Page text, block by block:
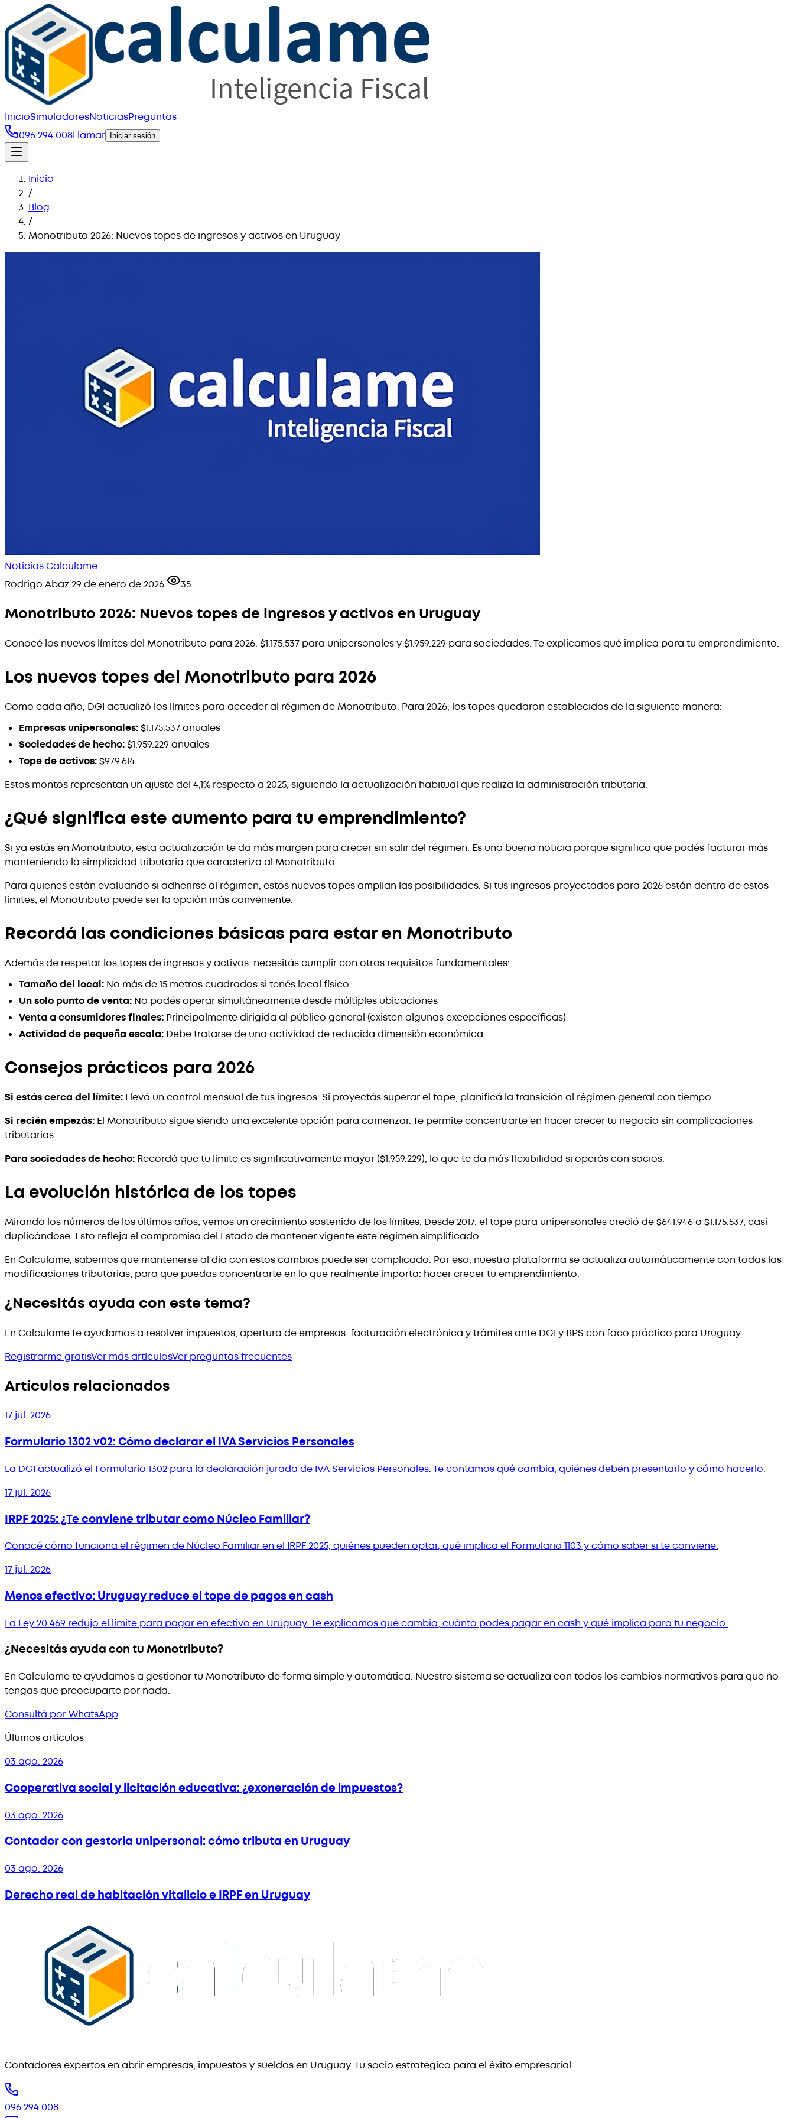
InicioSimuladoresNoticiasPreguntas
096 294 008Llamar Iniciar sesión
Inicio
/
Blog
/
Monotributo 2026: Nuevos topes de ingresos y activos en Uruguay
Noticias Calculame
Rodrigo Abaz·29 de enero de 2026· 35
Monotributo 2026: Nuevos topes de ingresos y activos en Uruguay
Conocé los nuevos límites del Monotributo para 2026: $1.175.537 para unipersonales y $1.959.229 para sociedades. Te explicamos qué implica para tu emprendimiento.
Los nuevos topes del Monotributo para 2026
Como cada año, DGI actualizó los límites para acceder al régimen de Monotributo. Para 2026, los topes quedaron establecidos de la siguiente manera:
Empresas unipersonales:$1.175.537 anuales
Sociedades de hecho:$1.959.229 anuales
Tope de activos:$979.614
Estos montos representan un ajuste del 4,1% respecto a 2025, siguiendo la actualización habitual que realiza la administración tributaria.
¿Qué significa este aumento para tu emprendimiento?
Si ya estás en Monotributo, esta actualización te da más margen para crecer sin salir del régimen. Es una buena noticia porque significa que podés facturar más
manteniendo la simplicidad tributaria que caracteriza al Monotributo.
Para quienes están evaluando si adherirse al régimen, estos nuevos topes amplían las posibilidades. Si tus ingresos proyectados para 2026 están dentro de estos
límites, el Monotributo puede ser la opción más conveniente.
Recordá las condiciones básicas para estar en Monotributo
Además de respetar los topes de ingresos y activos, necesitás cumplir con otros requisitos fundamentales:
Tamaño del local: No más de 15 metros cuadrados si tenés local físico
Un solo punto de venta: No podés operar simultáneamente desde múltiples ubicaciones
Venta a consumidores finales: Principalmente dirigida al público general (existen algunas excepciones específicas)
Actividad de pequeña escala: Debe tratarse de una actividad de reducida dimensión económica
Consejos prácticos para 2026
Si estás cerca del límite: Llevá un control mensual de tus ingresos. Si proyectás superar el tope, planificá la transición al régimen general con tiempo.
Si recién empezás: El Monotributo sigue siendo una excelente opción para comenzar. Te permite concentrarte en hacer crecer tu negocio sin complicaciones
tributarias.
Para sociedades de hecho: Recordá que tu límite es significativamente mayor ($1.959.229), lo que te da más flexibilidad si operás con socios.
La evolución histórica de los topes
Mirando los números de los últimos años, vemos un crecimiento sostenido de los límites. Desde 2017, el tope para unipersonales creció de $641.946 a $1.175.537, casi
duplicándose. Esto refleja el compromiso del Estado de mantener vigente este régimen simplificado.
En Calculame, sabemos que mantenerse al día con estos cambios puede ser complicado. Por eso, nuestra plataforma se actualiza automáticamente con todas las
modificaciones tributarias, para que puedas concentrarte en lo que realmente importa: hacer crecer tu emprendimiento.
¿Necesitás ayuda con este tema?
En Calculame te ayudamos a resolver impuestos, apertura de empresas, facturación electrónica y trámites ante DGI y BPS con foco práctico para Uruguay.
Registrarme gratisVer más artículosVer preguntas frecuentes
Artículos relacionados
17 jul. 2026
Formulario 1302 v02: Cómo declarar el IVA Servicios Personales
La DGI actualizó el Formulario 1302 para la declaración jurada de IVA Servicios Personales. Te contamos qué cambia, quiénes deben presentarlo y cómo hacerlo.
17 jul. 2026
IRPF 2025: ¿Te conviene tributar como Núcleo Familiar?
Conocé cómo funciona el régimen de Núcleo Familiar en el IRPF 2025, quiénes pueden optar, qué implica el Formulario 1103 y cómo saber si te conviene.
17 jul. 2026
Menos efectivo: Uruguay reduce el tope de pagos en cash
La Ley 20.469 redujo el límite para pagar en efectivo en Uruguay. Te explicamos qué cambia, cuánto podés pagar en cash y qué implica para tu negocio.
¿Necesitás ayuda con tu Monotributo?
En Calculame te ayudamos a gestionar tu Monotributo de forma simple y automática. Nuestro sistema se actualiza con todos los cambios normativos para que no
tengas que preocuparte por nada.
Consultá por WhatsApp
Últimos artículos
03 ago. 2026
Cooperativa social y licitación educativa: ¿exoneración de impuestos?
03 ago. 2026
Contador con gestoría unipersonal: cómo tributa en Uruguay
03 ago. 2026
Derecho real de habitación vitalicio e IRPF en Uruguay
Contadores expertos en abrir empresas, impuestos y sueldos en Uruguay. Tu socio estratégico para el éxito empresarial.
096 294 008